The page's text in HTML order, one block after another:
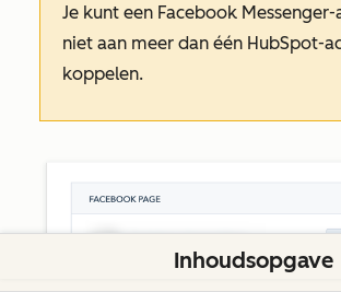
Je kunt een Facebook
niet aan meer dan één HubSpot-
koppelen.
Inhoudsopgave